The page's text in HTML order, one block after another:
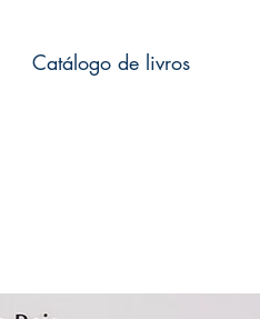
Catálogo de livros